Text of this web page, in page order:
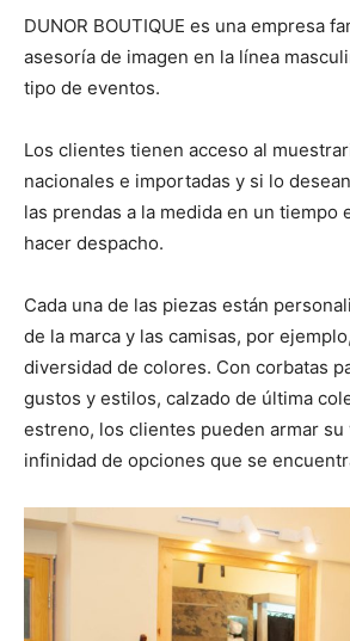
DUNOR BOUTIQUE es una empresa
asesoría de imagen en la línea
tipo de eventos.
Los clientes tienen acceso al
nacionales e importadas y si lo
las prendas a la medida en un tiempo
hacer despacho.
Cada una de las piezas están
de la marca y las camisas, por
diversidad de colores. Con corbatas
gustos y estilos, calzado de última
estreno, los clientes pueden armar
infinidad de opciones que se